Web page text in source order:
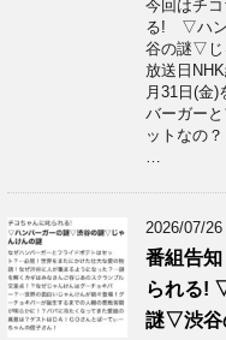
今回はチ
る! ▽ハン
谷の謎▽
放送日
月31日(金)
バーガー
ットなの
…
2026/07/26
番組告
られる!
謎▽渋谷